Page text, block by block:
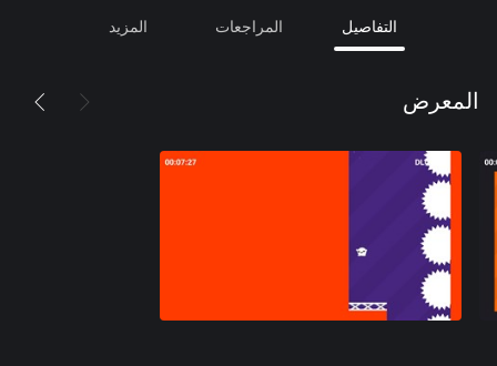
التفاصيل المراجعات المزيد
المعرض